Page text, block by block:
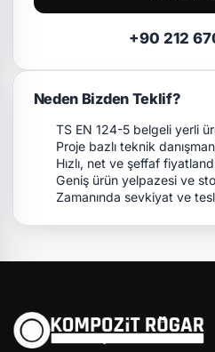
+90 212
Neden Bizden Teklif?
TS EN 124-5 belgeli yerli
Proje bazlı teknik
Hızlı, net ve şeffaf
Geniş ürün yelpazesi ve
Zamanında sevkiyat ve